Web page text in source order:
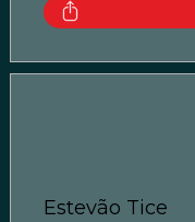
Estevão Tice